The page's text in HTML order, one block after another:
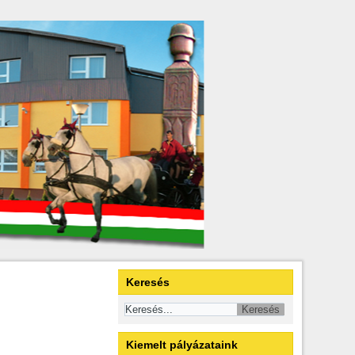
Keresés
Kiemelt pályázataink